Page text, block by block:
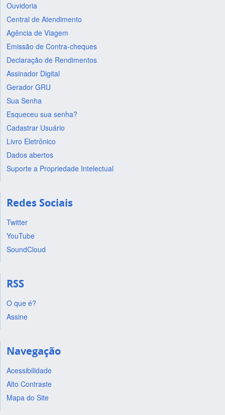
Ouvidoria
Central de Atendimento
Agência de Viagem
Emissão de Contra-cheques
Declaração de Rendimentos
Assinador Digital
Gerador GRU
Sua Senha
Esqueceu sua senha?
Cadastrar Usuário
Livro Eletrônico
Dados abertos
Suporte a Propriedade Intelectual
Redes Sociais
Twitter
YouTube
SoundCloud
RSS
O que é?
Assine
Navegação
Acessibilidade
Alto Contraste
Mapa do Site